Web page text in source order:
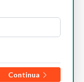
Continua